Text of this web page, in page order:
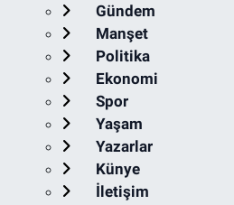
Gündem
Manşet
Politika
Ekonomi
Spor
Yaşam
Yazarlar
Künye
İletişim